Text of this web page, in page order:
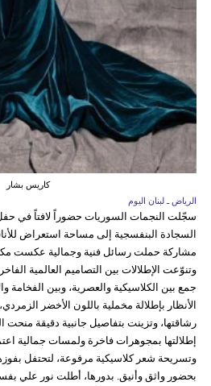
كاريس بشار
الرياض ـ لبنان اليوم
السجادة البنفسجية إلى مساحة استعراض
مشاركة حملت رسائل فنية وجمالية عكست
وتنوّعت الإطلالات بين التصاميم العالمية
جمع بين الكلاسيكية والعصرية، وبين
الأنظار بإطلالة مخملية باللون الأخضر
رشاقتها، وتزينت بتفاصيل جانبية دقيقة منحت
إطلالتها بمجوهرات فاخرة ولمسات جمالية
وتسريحة شعر كلاسيكية مرفوعة، لتحتفل
بحضور واثق وأنيق. بدورها، أطلت نور علي